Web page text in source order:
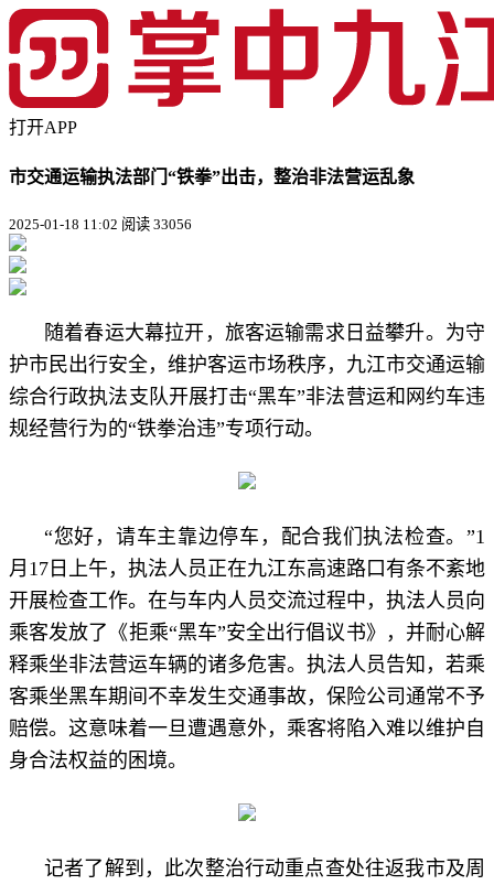
打开APP
市交通运输执法部门“铁拳”出击，整治非法营运乱象
2025-01-18 11:02 阅读 33056
随着春运大幕拉开，旅客运输需求日益攀升。为守
护市民出行安全，维护客运市场秩序，九江市交通运输
综合行政执法支队开展打击“黑车”非法营运和网约车违
规经营行为的“铁拳治违”专项行动。
“您好，请车主靠边停车，配合我们执法检查。”1
月17日上午，执法人员正在九江东高速路口有条不紊地
开展检查工作。在与车内人员交流过程中，执法人员向
乘客发放了《拒乘“黑车”安全出行倡议书》，并耐心解
释乘坐非法营运车辆的诸多危害。执法人员告知，若乘
客乘坐黑车期间不幸发生交通事故，保险公司通常不予
赔偿。这意味着一旦遭遇意外，乘客将陷入难以维护自
身合法权益的困境。
记者了解到，此次整治行动重点查处往返我市及周